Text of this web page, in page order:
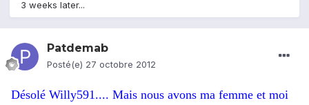
3 weeks later...
Patdemab
Posté(e) 27 octobre 2012
Désolé Willy591.... Mais nous avons ma femme et moi